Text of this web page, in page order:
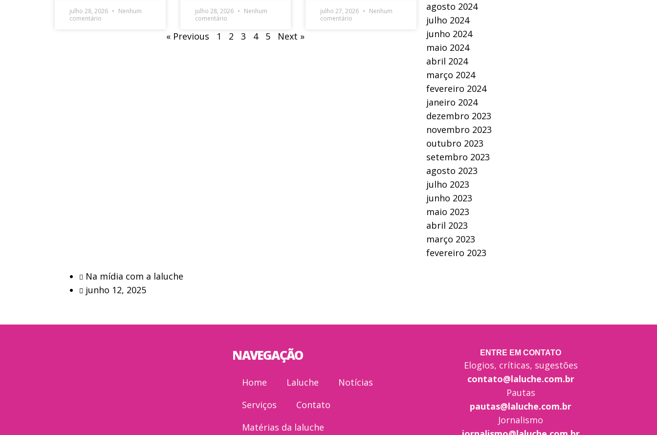
julho 28, 2026
Nenhum
comentário
julho 28, 2026
Nenhum
comentário
julho 27, 2026
Nenhum
comentário
« Previous 1 2 3 4 5 Next »
agosto 2024
julho 2024
junho 2024
maio 2024
abril 2024
março 2024
fevereiro 2024
janeiro 2024
dezembro 2023
novembro 2023
outubro 2023
setembro 2023
agosto 2023
julho 2023
junho 2023
maio 2023
abril 2023
março 2023
fevereiro 2023
Na mídia com a laluche
junho 12, 2025
NAVEGAÇÃO
Home Laluche
Notícias
Serviços
Contato
Matérias da laluche
ENTRE EM CONTATO
Elogios, críticas, sugestões
contato@laluche.com.br
Pautas
pautas@laluche.com.br
Jornalismo